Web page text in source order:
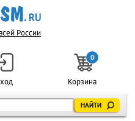
России
0
Корзина